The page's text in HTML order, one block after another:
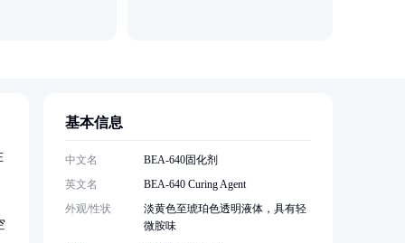
基本信息
中文名
BEA-640固化剂
英文名
BEA-640 Curing Agent
外观/性状
淡黄色至琥珀色透明液体，具有轻
微胺味